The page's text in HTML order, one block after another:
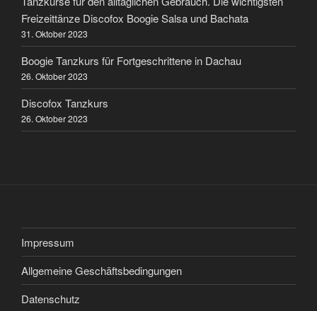
Freizeittänze Discofox Boogie Salsa und Bachata
31. Oktober 2023
Boogie Tanzkurs für Fortgeschrittene in Dachau
26. Oktober 2023
Discofox Tanzkurs
26. Oktober 2023
Impressum
Allgemeine Geschäftsbedingungen
Datenschutz